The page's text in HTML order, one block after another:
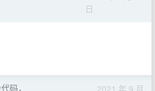
日
码， 2021 年 9 月